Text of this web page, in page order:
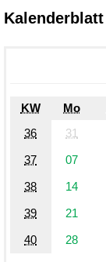
Kalenderblatt
KW Mo
36
31
37
07
38
14
39
21
40
28